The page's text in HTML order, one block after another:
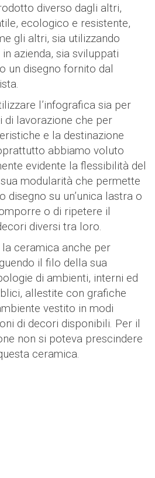
diverso dagli altri,
ecologico e resistente,
gli altri, sia utilizzando
azienda, sia sviluppati
un disegno fornito dal
l’infografica sia per
di lavorazione che per
e la destinazione
abbiamo voluto
evidente la flessibilità del
modularità che permette
disegno su un’unica lastra o
o di ripetere il
diversi tra loro.
ceramica anche per
il filo della sua
di ambienti, interni ed
allestite con grafiche
vestito in modi
di decori disponibili. Per il
non si poteva prescindere
ceramica.